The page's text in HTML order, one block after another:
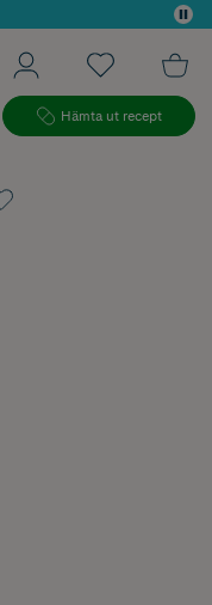
Hämta ut recept